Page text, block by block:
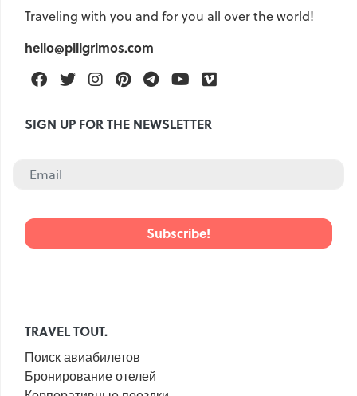
Traveling with you and for you all over the world!
hello@piligrimos.com
FacebookTwitterInstagramPinterestTelegramYoutube
SIGN UP FOR THE NEWSLETTER
TRAVEL TOUT.
Поиск авиабилетов
Бронирование отелей